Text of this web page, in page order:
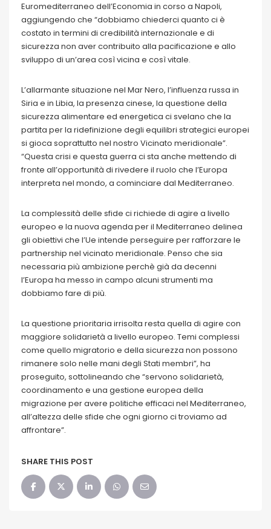
Euromediterraneo dell’Economia in corso a Napoli,
aggiungendo che “dobbiamo chiederci quanto ci è
costato in termini di credibilità internazionale e di
sicurezza non aver contribuito alla pacificazione e allo
sviluppo di un’area così vicina e così vitale.
L’allarmante situazione nel Mar Nero, l’influenza russa in
Siria e in Libia, la presenza cinese, la questione della
sicurezza alimentare ed energetica ci svelano che la
partita per la ridefinizione degli equilibri strategici europei
si gioca soprattutto nel nostro Vicinato meridionale”.
“Questa crisi e questa guerra ci sta anche mettendo di
fronte all’opportunità di rivedere il ruolo che l’Europa
interpreta nel mondo, a cominciare dal Mediterraneo.
La complessità delle sfide ci richiede di agire a livello
europeo e la nuova agenda per il Mediterraneo delinea
gli obiettivi che l’Ue intende perseguire per rafforzare le
partnership nel vicinato meridionale. Penso che sia
necessaria più ambizione perchè già da decenni
l’Europa ha messo in campo alcuni strumenti ma
dobbiamo fare di più.
La questione prioritaria irrisolta resta quella di agire con
maggiore solidarietà a livello europeo. Temi complessi
come quello migratorio e della sicurezza non possono
rimanere solo nelle mani degli Stati membri”, ha
proseguito, sottolineando che “servono solidarietà,
coordinamento e una gestione europea della
migrazione per avere politiche efficaci nel Mediterraneo,
all’altezza delle sfide che ogni giorno ci troviamo ad
affrontare”.
SHARE THIS POST